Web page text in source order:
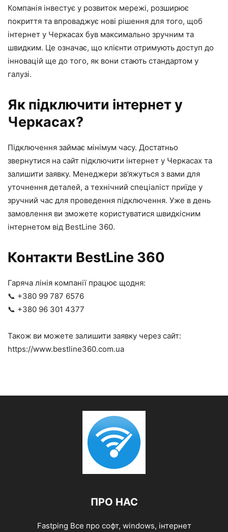
Компанія інвестує у розвиток мережі, розширює
покриття та впроваджує нові рішення для того, щоб
інтернет у Черкасах був максимально зручним та
швидким. Це означає, що клієнти отримують доступ до
інновацій ще до того, як вони стають стандартом у
галузі.
Як підключити інтернет у
Черкасах?
Підключення займає мінімум часу. Достатньо
звернутися на сайт підключити інтернет у Черкасах та
залишити заявку. Менеджери зв’яжуться з вами для
уточнення деталей, а технічний спеціаліст приїде у
зручний час для проведення підключення. Уже в день
замовлення ви зможете користуватися швидкісним
інтернетом від BestLine 360.
Контакти BestLine 360
Гаряча лінія компанії працює щодня:
📞 +380 99 787 6576
📞 +380 96 301 4377
Також ви можете залишити заявку через сайт:
https://www.bestline360.com.ua
ПРО НАС
Fastping Все про софт, windows, інтернет